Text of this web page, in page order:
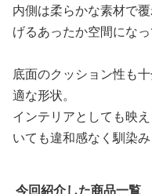
内側は柔らかな素材で
げるあったか空間になっ
底面のクッション性も
適な形状。
インテリアとしても映
いても違和感なく馴染み
今回紹介した商品一覧